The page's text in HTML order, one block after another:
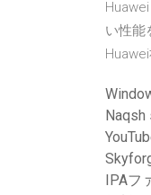
い性能
Naqsh
IPAフ